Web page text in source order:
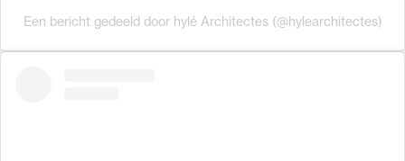
Een bericht gedeeld door hylé Architectes (@hylearchitectes)